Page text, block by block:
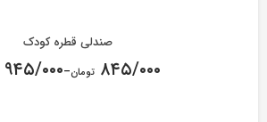
صندلی قطره کودک
۸۴۵/۰۰۰ تومان–۹۴۵/۰۰۰